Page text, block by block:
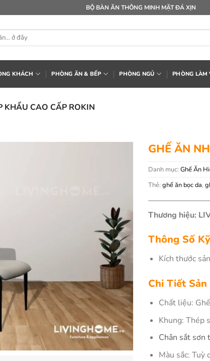
BỘ BÀN ĂN THÔNG MINH MẶT ĐÁ XỊN
KHÁCH PHÒNG ĂN & BẾP PHÒNG NGỦ PHÒNG LÀM
KHẨU CAO CẤP ROKIN
GHẾ ĂN
Danh mục: Ghế Ăn
Thẻ: ghế ăn bọc da,
Thương hiệu:
Thông Số
Kích thước
Chi Tiết Sản
Chất liệu:
Khung: Thép
Chân sắt sơn
Màu sắc: Tuỳ